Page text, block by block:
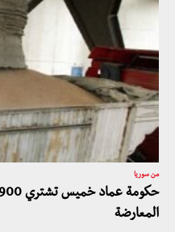
من سوريا
المعارضة